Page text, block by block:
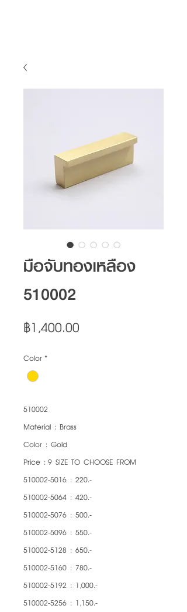
มือจับทองเหลือง
510002
฿1,400.00
Color*
510002
Material : Brass
Color : Gold
Price : 9 SIZE TO CHOOSE FROM
510002-5016 : 220.-
510002-5064 : 420.-
510002-5076 : 500.-
510002-5096 : 550.-
510002-5128 : 650.-
510002-5160 : 780.-
510002-5192 : 1,000.-
510002-5256 : 1,150.-